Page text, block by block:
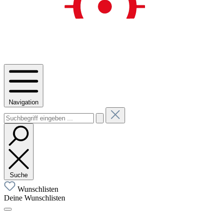
Navigation
Suche
Wunschlisten
Deine Wunschlisten